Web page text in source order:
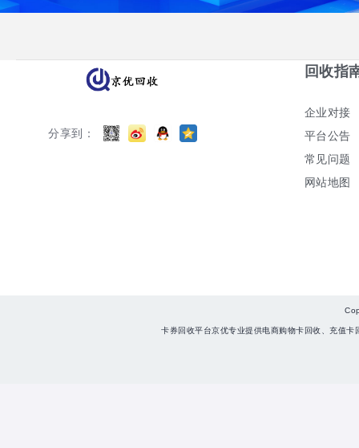
分享到：
回收指
企业对接
平台公告
常见问题
网站地图
卡券回收平台京优专业提供电商购物卡回收、充值